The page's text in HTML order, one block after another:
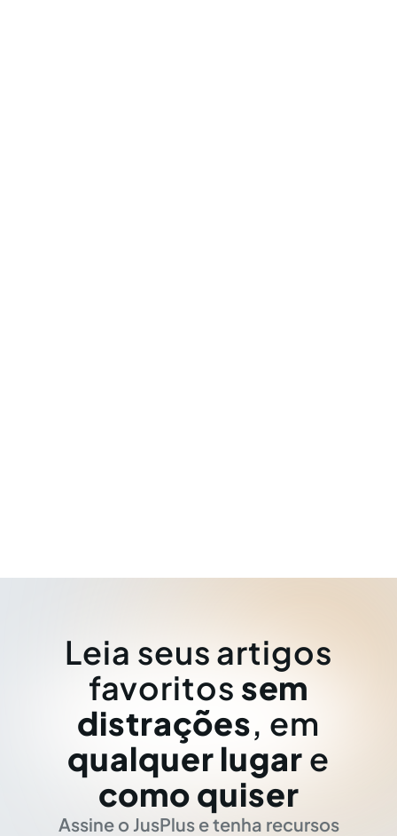
Leia seus artigos
favoritos sem
distrações, em
qualquer lugar e
como quiser
Assine o JusPlus e tenha recursos